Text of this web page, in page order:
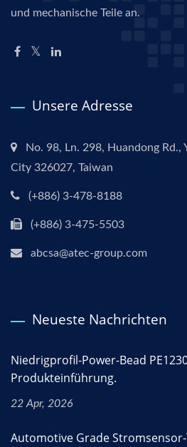
und mechanische Teile an.
Unsere Adresse
No. 98, Ln. 298, Huandong Rd.,
City 326027, Taiwan
(+886) 3-478-8188
(+886) 3-475-5503
abcsa@atec-group.com
Neueste Nachrichten
Niedrigprofil-Power-Bead
Produkteinführung.
22 Apr, 2026
Automotive Grade